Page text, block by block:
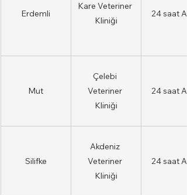
Erdemli
Kare Veteriner
Kliniği
24 saat
Mut
Çelebi
Veteriner
Kliniği
24 saat
Silifke
Akdeniz
Veteriner
Kliniği
24 saat